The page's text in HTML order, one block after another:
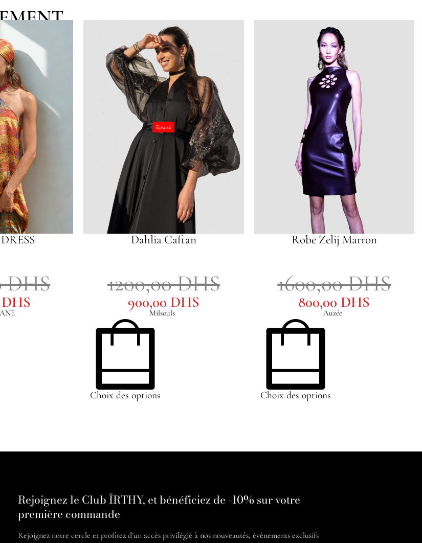
DHS
DHS
Epuisé
Dahlia Caftan
Milsouls
1200,00DHS
900,00 DHS
Choix des options
Robe Zelij Marron
Auzée
1600,00DHS
800,00 DHS
Choix des options
Rejoignez le Club ÏRTHY, et bénéficiez de -10% sur votre
première commande
Rejoignez notre cercle et profitez d’un accès privilégié à nos nouveautés, évènements exclusifs